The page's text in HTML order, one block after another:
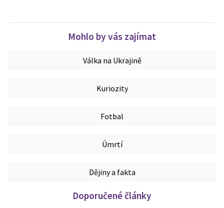
Mohlo by vás zajímat
Válka na Ukrajině
Kuriozity
Fotbal
Úmrtí
Dějiny a fakta
Doporučené články